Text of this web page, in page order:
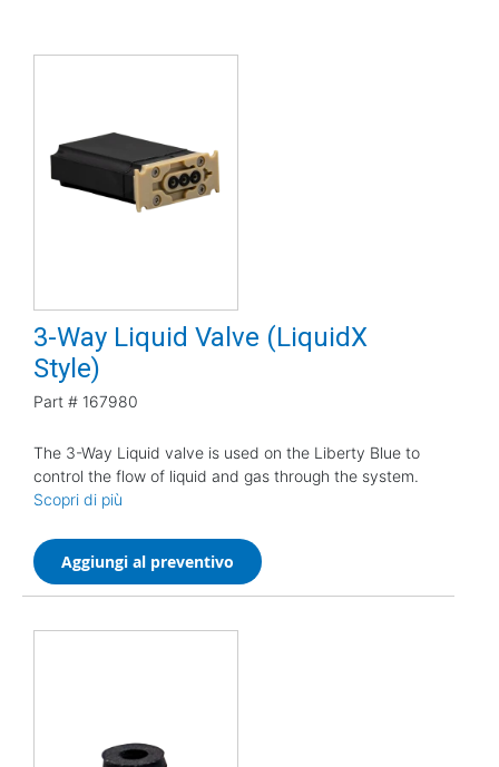
3-Way Liquid Valve (LiquidX
Style)
Part # 167980
The 3-Way Liquid valve is used on the Liberty Blue to
control the flow of liquid and gas through the system.
Scopri di più
Aggiungi al preventivo